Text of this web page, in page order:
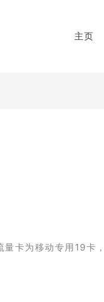
主页
卡为移动专用19卡